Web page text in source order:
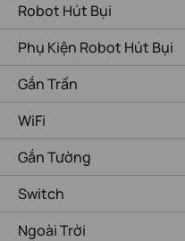
Robot Hút Bụi
Phụ Kiện Robot Hút Bụi
Gắn Trần
WiFi
Gắn Tường
Switch
Ngoài Trời